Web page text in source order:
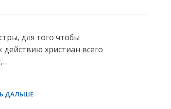
для того чтобы
христиан всего